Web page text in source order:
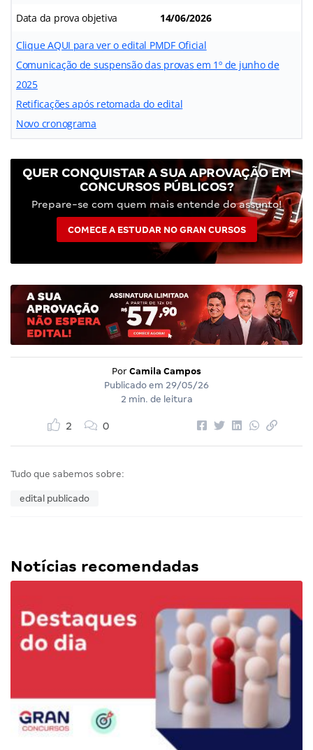
Data da prova objetiva 14/06/2026
Clique AQUI para ver o edital PMDF Oficial
Comunicação de suspensão das provas em 1º de junho de
2025
Retificações após retomada do edital
Novo cronograma
QUER CONQUISTAR A SUA APROVAÇÃO EM
CONCURSOS PÚBLICOS?
Prepare-se com quem mais entende do assunto!
COMECE A ESTUDAR NO GRAN CURSOS
Por Camila Campos
Publicado em 29/05/26
2 min. de leitura
2 0
Tudo que sabemos sobre:
edital publicado
Notícias recomendadas